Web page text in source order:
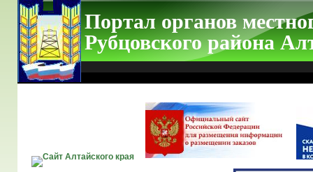
Портал органов
Рубцовского района